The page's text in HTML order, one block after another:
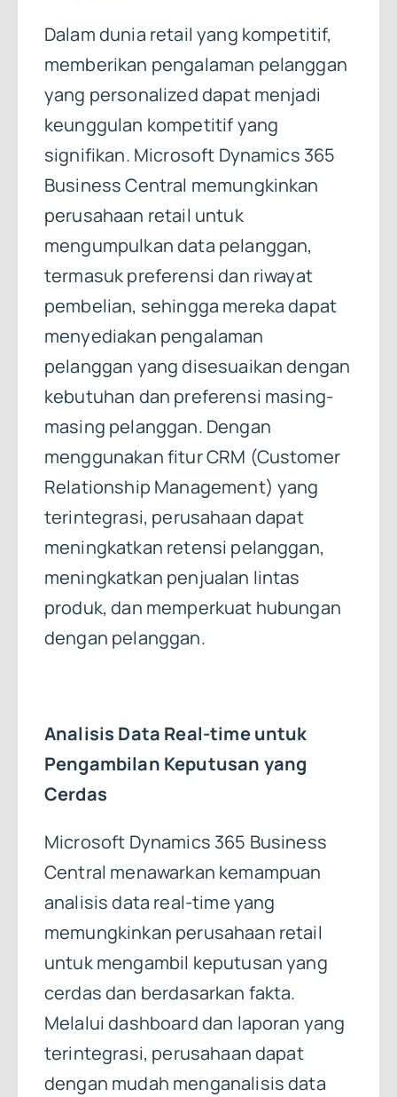
Dalam dunia retail yang kompetitif,
memberikan pengalaman pelanggan
yang personalized dapat menjadi
keunggulan kompetitif yang
signifikan. Microsoft Dynamics 365
Business Central memungkinkan
perusahaan retail untuk
mengumpulkan data pelanggan,
termasuk preferensi dan riwayat
pembelian, sehingga mereka dapat
menyediakan pengalaman
pelanggan yang disesuaikan dengan
kebutuhan dan preferensi masing-
masing pelanggan. Dengan
menggunakan fitur CRM (Customer
Relationship Management) yang
terintegrasi, perusahaan dapat
meningkatkan retensi pelanggan,
meningkatkan penjualan lintas
produk, dan memperkuat hubungan
dengan pelanggan.
Analisis Data Real-time untuk
Pengambilan Keputusan yang
Cerdas
Microsoft Dynamics 365 Business
Central menawarkan kemampuan
analisis data real-time yang
memungkinkan perusahaan retail
untuk mengambil keputusan yang
cerdas dan berdasarkan fakta.
Melalui dashboard dan laporan yang
terintegrasi, perusahaan dapat
dengan mudah menganalisis data